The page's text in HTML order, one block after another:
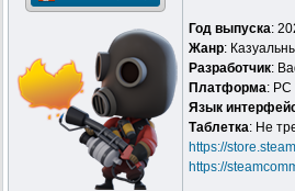
Год выпуска:
Жанр:
Разработчик:
Платформа: PC
Язык
Таблeтка: Не
https://
https://